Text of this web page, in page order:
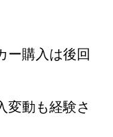
ー購入は後回
変動も経験さ